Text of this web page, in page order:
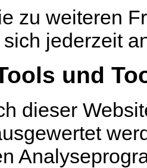
zu weiteren
jederzeit
und
dieser